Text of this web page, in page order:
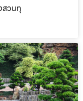
สวนทุ